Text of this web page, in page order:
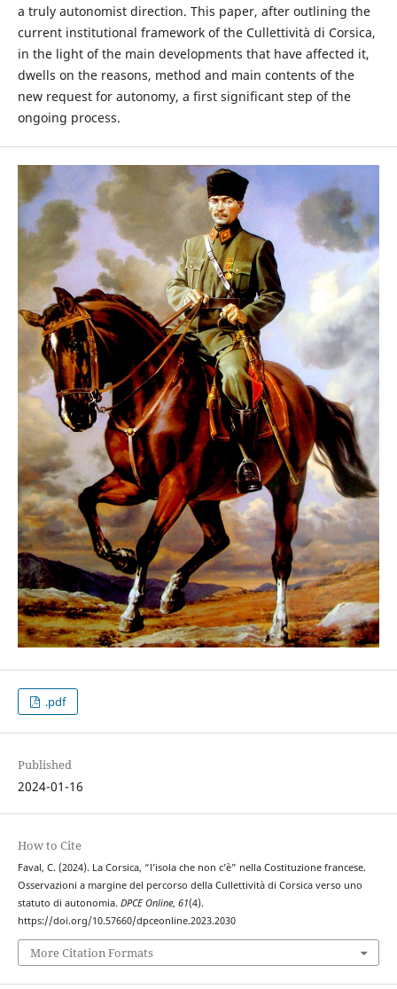
a truly autonomist direction. This paper, after outlining the
current institutional framework of the Cullettività di Corsica,
in the light of the main developments that have affected it,
dwells on the reasons, method and main contents of the
new request for autonomy, a first significant step of the
ongoing process.
.pdf
Published
2024-01-16
How to Cite
Faval, C. (2024). La Corsica, “l’isola che non c’è” nella Costituzione francese.
Osservazioni a margine del percorso della Cullettività di Corsica verso uno
statuto di autonomia. DPCE Online, 61(4).
https://doi.org/10.57660/dpceonline.2023.2030
More Citation Formats